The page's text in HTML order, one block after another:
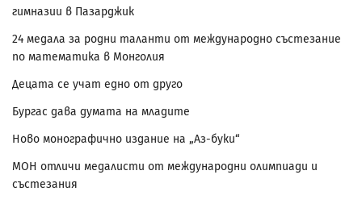
гимназии в Пазарджик
24 медала за родни таланти от международно състезание
по математика в Монголия
Децата се учат едно от друго
Бургас дава думата на младите
Ново монографично издание на „Аз-буки“
МОН отличи медалисти от международни олимпиади и
състезания